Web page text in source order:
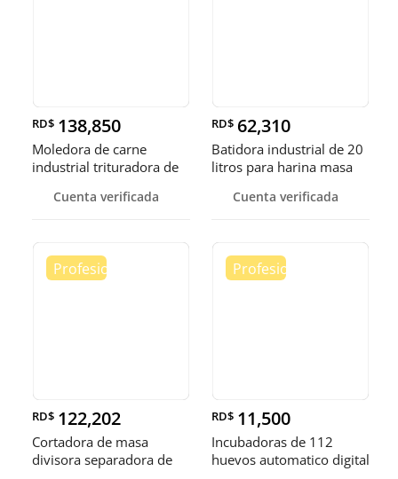
RD$ 138,850
Moledora de carne
industrial trituradora de
Cuenta verificada
RD$ 62,310
Batidora industrial de 20
litros para harina masa
Cuenta verificada
RD$ 122,202
Cortadora de masa
divisora separadora de
RD$ 11,500
Incubadoras de 112
huevos automatico digital